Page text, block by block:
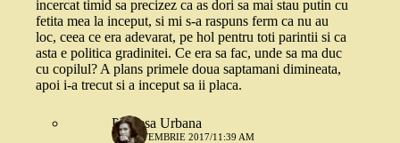
incercat timid sa precizez ca as dori sa mai stau putin cu
fetita mea la inceput, si mi s-a raspuns ferm ca nu au
loc, ceea ce era adevarat, pe hol pentru toti parintii si ca
asta e politica gradinitei. Ce era sa fac, unde sa ma duc
cu copilul? A plans primele doua saptamani dimineata,
apoi i-a trecut si a inceput sa ii placa.
Printesa Urbana
19 SEPTEMBRIE 2017/11:39 AM